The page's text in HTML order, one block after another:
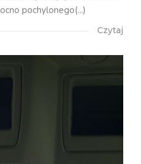
pochylonego(...)
Czytaj